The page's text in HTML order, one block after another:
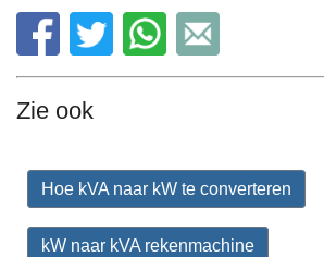
Zie ook
Hoe kVA naar kW te converteren
kW naar kVA rekenmachine